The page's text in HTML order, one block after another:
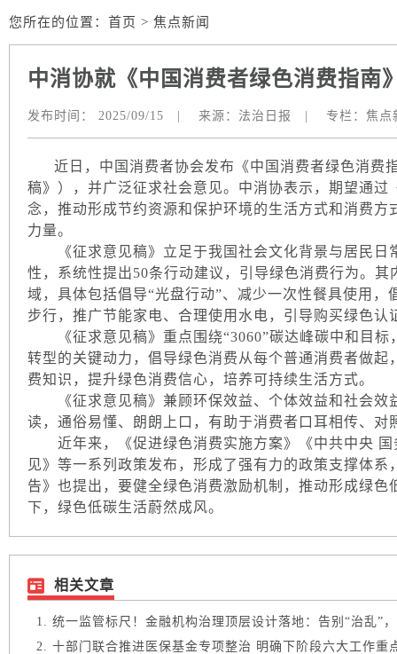
您所在的位置： 首页 > 焦点新闻
中消协就《中国消费者绿色消费指南
发布时间： 2025/09/15 来源： 法治日报 专栏： 焦点
近日，中国消费者协会发布《中国消费者绿色消费
稿》），并广泛征求社会意见。中消协表示，期望通
念，推动形成节约资源和保护环境的生活方式和消费
力量。
《征求意见稿》立足于我国社会文化背景与居民日
性，系统性提出50条行动建议，引导绿色消费行为。
域，具体包括倡导“光盘行动”、减少一次性餐具使用
步行，推广节能家电、合理使用水电，引导购买绿色
《征求意见稿》重点围绕“3060”碳达峰碳中和目标
转型的关键动力，倡导绿色消费从每个普通消费者做
费知识，提升绿色消费信心，培养可持续生活方式。
《征求意见稿》兼顾环保效益、个体效益和社会效
读，通俗易懂、朗朗上口，有助于消费者口耳相传、对
近年来，《促进绿色消费实施方案》《中共中央 国
见》等一系列政策发布，形成了强有力的政策支撑体
告》也提出，要健全绿色消费激励机制，推动形成绿
下，绿色低碳生活蔚然成风。
相关文章
统一监管标尺！金融机构治理顶层设计落地：告别“治乱”
十部门联合推进医保基金专项整治 明确下阶段六大工作重